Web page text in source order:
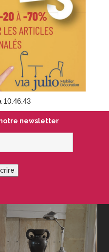
10.46.43
notre newsletter